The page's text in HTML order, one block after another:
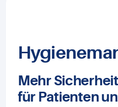
Mehr
für Patienten